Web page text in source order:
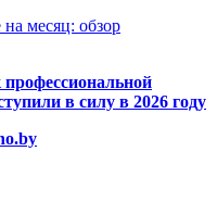
месяц: обзор
в силу в 2026 году